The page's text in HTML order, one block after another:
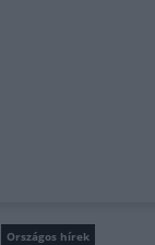
Országos hírek